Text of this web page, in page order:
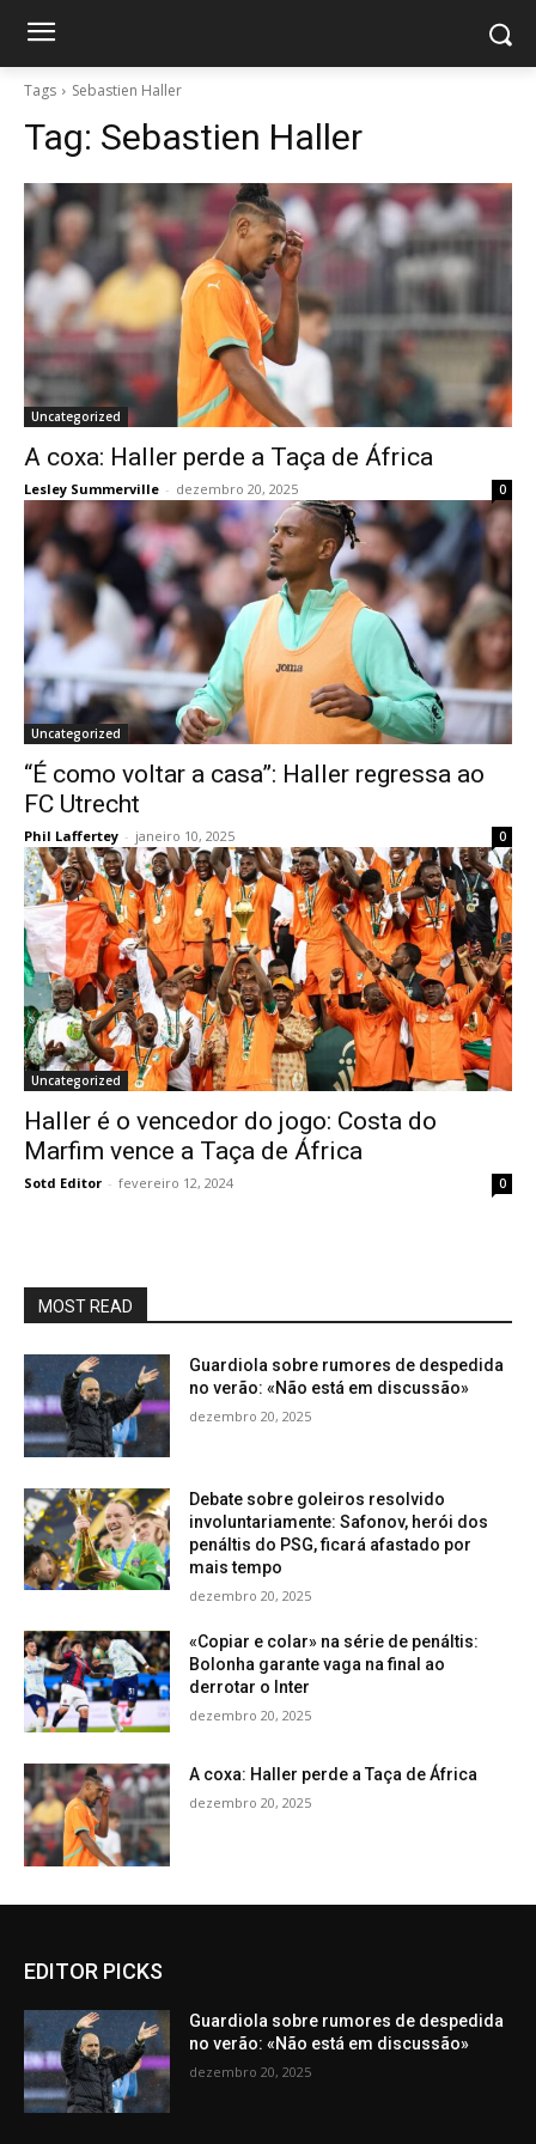
Tags Sebastien Haller
Tag: Sebastien Haller
Uncategorized
A coxa: Haller perde a Taça de África
Lesley Summerville - dezembro 20, 2025 0
Uncategorized
“É como voltar a casa”: Haller regressa ao
FC Utrecht
Phil Laffertey - janeiro 10, 2025 0
Uncategorized
Haller é o vencedor do jogo: Costa do
Marfim vence a Taça de África
Sotd Editor - fevereiro 12, 2024 0
MOST READ
Guardiola sobre rumores de despedida
no verão: «Não está em discussão»
dezembro 20, 2025
Debate sobre goleiros resolvido
involuntariamente: Safonov, herói dos
penáltis do PSG, ficará afastado por
mais tempo
dezembro 20, 2025
«Copiar e colar» na série de penáltis:
Bolonha garante vaga na final ao
derrotar o Inter
dezembro 20, 2025
A coxa: Haller perde a Taça de África
dezembro 20, 2025
EDITOR PICKS
Guardiola sobre rumores de despedida
no verão: «Não está em discussão»
dezembro 20, 2025